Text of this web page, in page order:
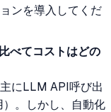
ンを導入してくだ
べてコストはどの
にLLM API呼び出
。しかし、自動化